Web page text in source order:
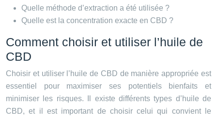
Quelle méthode d’extraction a été utilisée ?
Quelle est la concentration exacte en CBD ?
Comment choisir et utiliser l’huile de
CBD
Choisir et utiliser l’huile de CBD de manière appropriée est
essentiel pour maximiser ses potentiels bienfaits et
minimiser les risques. Il existe différents types d’huile de
CBD, et il est important de choisir celui qui convient le